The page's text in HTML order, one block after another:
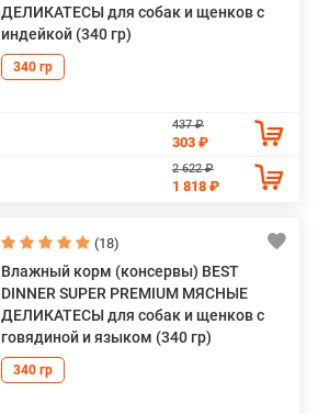
ДЕЛИКАТЕСЫ для собак и щенков с
индейкой (340 гр)
340 гр
437 ₽
303 ₽
2 622 ₽
1 818 ₽
(18)
Влажный корм (консервы) BEST
DINNER SUPER PREMIUM МЯСНЫЕ
ДЕЛИКАТЕСЫ для собак и щенков с
говядиной и языком (340 гр)
340 гр